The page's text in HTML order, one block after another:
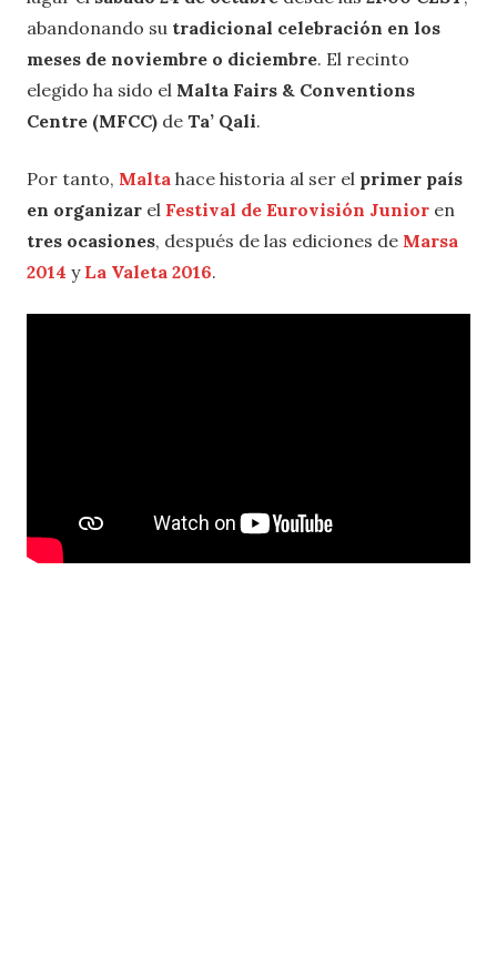
abandonando su tradicional celebración en los
meses de noviembre o diciembre. El recinto
elegido ha sido el Malta Fairs & Conventions
Centre (MFCC) de Ta’ Qali.
Por tanto, Malta hace historia al ser el primer país
en organizar el Festival de Eurovisión Junior en
tres ocasiones, después de las ediciones de Marsa
2014 y La Valeta 2016.